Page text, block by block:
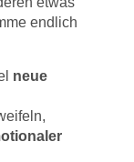
endlich
neue